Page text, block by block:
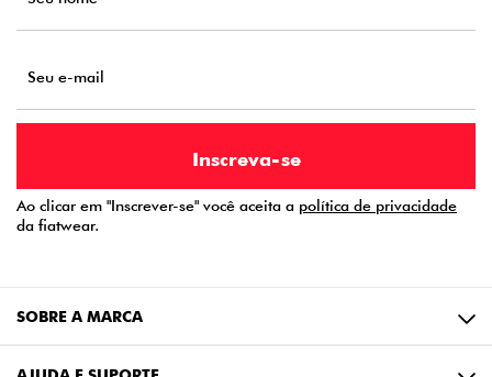
Ao clicar em "Inscrever-se" você aceita a política de privacidade
da fiatwear.
SOBRE A MARCA